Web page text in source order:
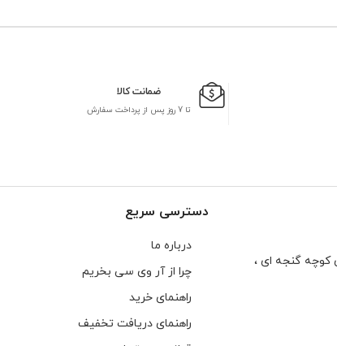
ضمانت کالا
تا 7 روز پس از پرداخت سفارش
كوچه گنجه ای ،
دسترسی سریع
درباره ما
چرا از آر وی سی بخریم
راهنمای خرید
راهنمای دریافت تخفیف